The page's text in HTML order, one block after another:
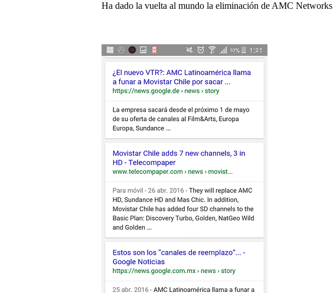
Ha dado la vuelta al mundo la eliminación de AMC Networks